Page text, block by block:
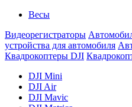
Весы
Видеорегистраторы
устройства для автомобиля
Квадрокоптеры DJI
DJI Mini
DJI Air
DJI Mavic